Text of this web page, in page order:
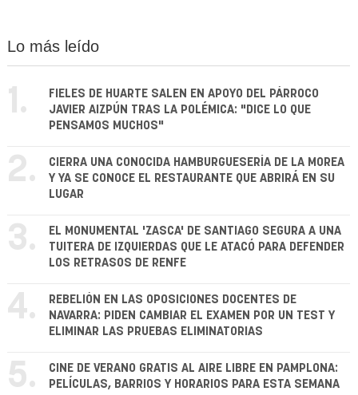
Lo más leído
1.
FIELES DE HUARTE SALEN EN APOYO DEL PÁRROCO
JAVIER AIZPÚN TRAS LA POLÉMICA: "DICE LO QUE
PENSAMOS MUCHOS"
2.
CIERRA UNA CONOCIDA HAMBURGUESERÍA DE LA MOREA
Y YA SE CONOCE EL RESTAURANTE QUE ABRIRÁ EN SU
LUGAR
3.
EL MONUMENTAL 'ZASCA' DE SANTIAGO SEGURA A UNA
TUITERA DE IZQUIERDAS QUE LE ATACÓ PARA DEFENDER
LOS RETRASOS DE RENFE
4.
REBELIÓN EN LAS OPOSICIONES DOCENTES DE
NAVARRA: PIDEN CAMBIAR EL EXAMEN POR UN TEST Y
ELIMINAR LAS PRUEBAS ELIMINATORIAS
5.
CINE DE VERANO GRATIS AL AIRE LIBRE EN PAMPLONA:
PELÍCULAS, BARRIOS Y HORARIOS PARA ESTA SEMANA